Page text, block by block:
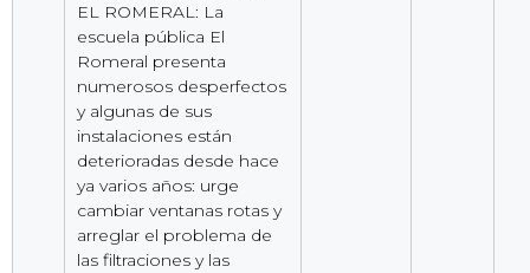
EL ROMERAL: La
escuela pública El
Romeral presenta
numerosos desperfectos
y algunas de sus
instalaciones están
deterioradas desde hace
ya varios años: urge
cambiar ventanas rotas y
arreglar el problema de
las filtraciones y las